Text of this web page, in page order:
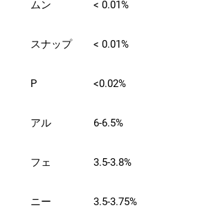
ムン < 0.01%
スナップ < 0.01%
P <0.02%
アル 6-6.5%
フェ 3.5-3.8%
ニー 3.5-3.75%